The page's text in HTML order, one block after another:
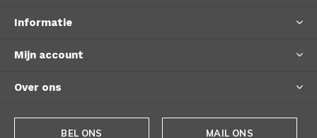
Informatie
Mijn account
Over ons
BEL ONS MAIL ONS